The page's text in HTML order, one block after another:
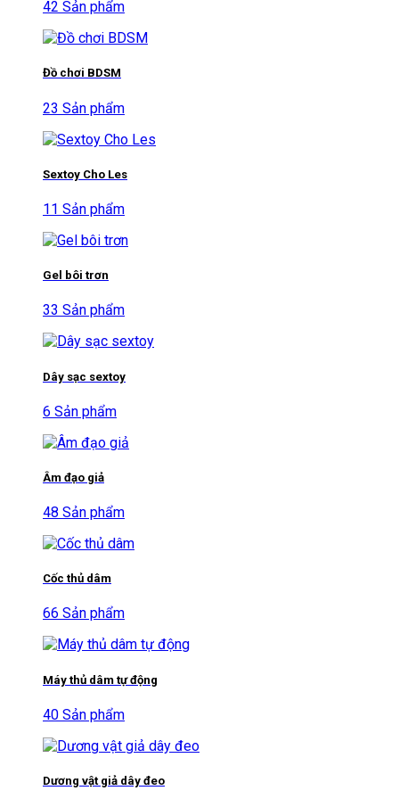
42 Sản phẩm
Đồ chơi BDSM
23 Sản phẩm
Sextoy Cho Les
11 Sản phẩm
Gel bôi trơn
33 Sản phẩm
Dây sạc sextoy
6 Sản phẩm
Âm đạo giả
48 Sản phẩm
Cốc thủ dâm
66 Sản phẩm
Máy thủ dâm tự động
40 Sản phẩm
Dương vật giả dây đeo